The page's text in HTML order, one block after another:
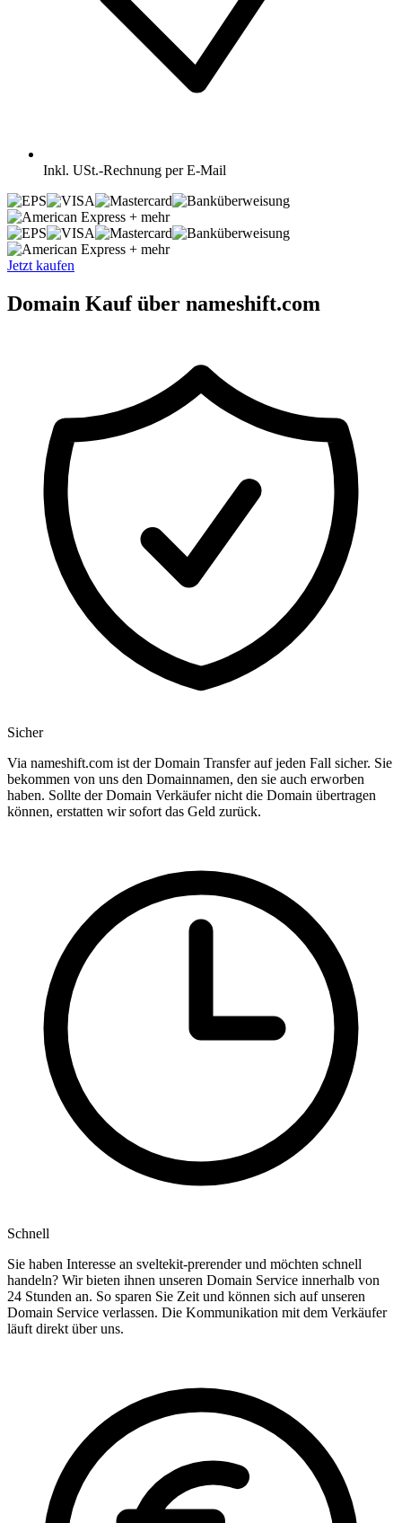
Inkl. USt.-Rechnung per E-Mail
+ mehr
+ mehr
Jetzt kaufen
Domain Kauf über nameshift.com
Sicher
Via nameshift.com ist der Domain Transfer auf jeden Fall sicher. Sie
bekommen von uns den Domainnamen, den sie auch erworben
haben. Sollte der Domain Verkäufer nicht die Domain übertragen
können, erstatten wir sofort das Geld zurück.
Schnell
Sie haben Interesse an sveltekit-prerender und möchten schnell
handeln? Wir bieten ihnen unseren Domain Service innerhalb von
24 Stunden an. So sparen Sie Zeit und können sich auf unseren
Domain Service verlassen. Die Kommunikation mit dem Verkäufer
läuft direkt über uns.